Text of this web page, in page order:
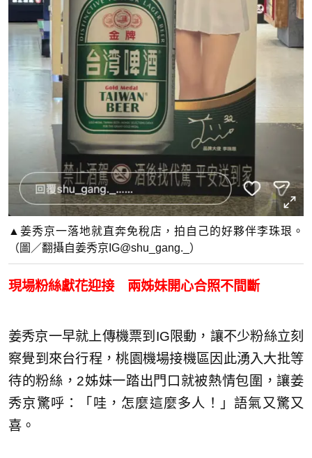
▲姜秀京一落地就直奔免稅店，拍自己的好夥伴李珠珢。
（圖／翻攝自姜秀京IG@shu_gang._）
現場粉絲獻花迎接 兩姊妹開心合照不間斷
姜秀京一早就上傳機票到IG限動，讓不少粉絲立刻
察覺到來台行程，桃園機場接機區因此湧入大批等
待的粉絲，2姊妹一踏出門口就被熱情包圍，讓姜
秀京驚呼：「哇，怎麼這麼多人！」語氣又驚又
喜。